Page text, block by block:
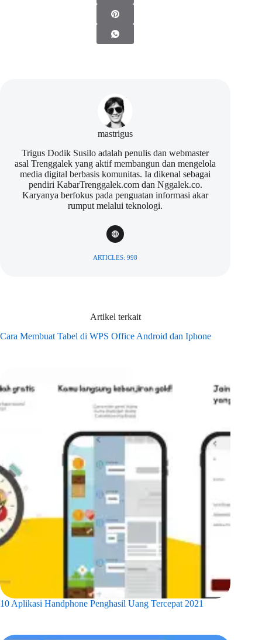
mastrigus
Trigus Dodik Susilo adalah penulis dan webmaster
asal Trenggalek yang aktif membangun dan mengelola
media digital berbasis komunitas. Ia dikenal sebagai
pendiri KabarTrenggalek.com dan Nggalek.co.
Karyanya berfokus pada penguatan informasi akar
rumput melalui teknologi.
ARTICLES: 998
Artikel terkait
Cara Membuat Tabel di WPS Office Android dan Iphone
10 Aplikasi Handphone Penghasil Uang Tercepat 2021